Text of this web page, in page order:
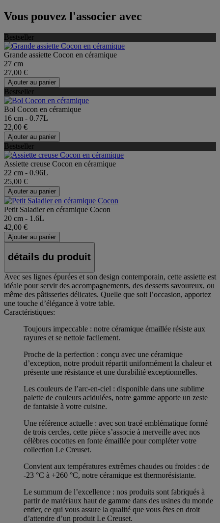
Vous pouvez l'associer avec
Bestseller
Grande assiette Cocon en céramique
27 cm
27,00 €
Ajouter au panier
Bestseller
Bol Cocon en céramique
16 cm - 0.77L
22,00 €
Ajouter au panier
Bestseller
Assiette creuse Cocon en céramique
22 cm - 0.96L
25,00 €
Ajouter au panier
Petit Saladier en céramique Cocon
20 cm - 1.6L
42,00 €
Ajouter au panier
détails du produit
Avec ses lignes épurées et son design contemporain, cette assiette est
idéale pour servir des accompagnements, des desserts savoureux, ou
même des pâtisseries délicates. Quelle que soit l’occasion, apportez
une touche d’élégance à votre table.
Caractéristiques:
Toujours impeccable : notre céramique émaillée résiste aux
rayures et se nettoie facilement.
Proche de la perfection : conçu avec une céramique
d’exception, notre produit répartit uniformément la chaleur et
présente une résistance et une durabilité exceptionnelles.
Les couleurs de l’arc-en-ciel : disponible dans une sublime
palette de couleurs acidulées, notre gamme apporte un zeste
de fantaisie à votre cuisine.
Une référence actuelle : avec son tracé emblématique formé
de trois cercles, cette pièce s’associe à merveille avec nos
célèbres cocottes en fonte émaillée pour compléter votre
collection Le Creuset.
Convient aux températures extrêmes chaudes ou froides : de
-23 °C à +260 °C, notre céramique est thermorésistante.
Le summum de l’excellence : nos produits sont fabriqués à
partir de matériaux haut de gamme dans des usines du monde
entier, ce qui vous assure la qualité que vous êtes en droit
d’attendre d’un produit Le Creuset.